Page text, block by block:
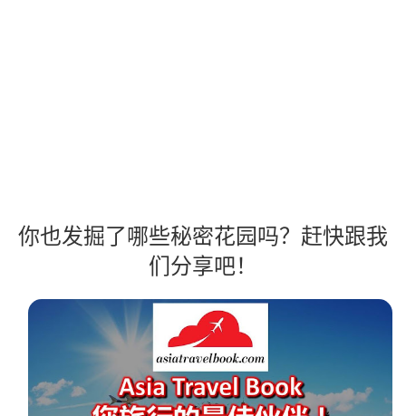
你也发掘了哪些秘密花园吗？赶快跟我
们分享吧！